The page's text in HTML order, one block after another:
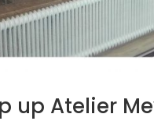
up Atelier